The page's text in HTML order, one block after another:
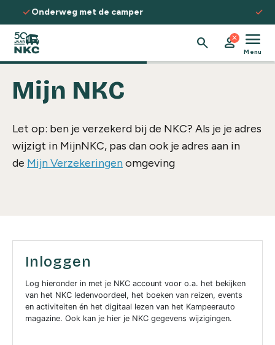
Spring naar de inhoud check Ontdek routes, kennis &
search person
close menu
Menu
Mijn NKC
Let op: ben je verzekerd bij de NKC? Als je je adres
wijzigt in MijnNKC, pas dan ook je adres aan in
de Mijn Verzekeringenomgeving
Inloggen
Log hieronder in met je NKC account voor o.a. het bekijken
van het NKC ledenvoordeel, het boeken van reizen, events
en activiteiten én het digitaal lezen van het Kampeerauto
magazine. Ook kan je hier je NKC gegevens wijzigingen.